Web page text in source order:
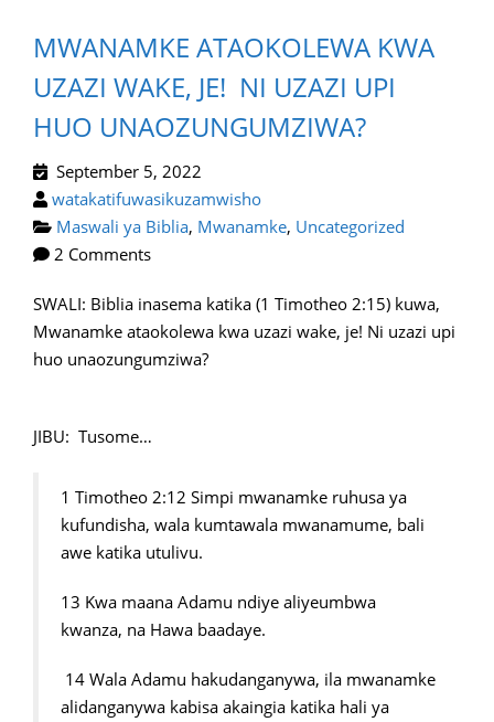
MWANAMKE ATAOKOLEWA KWA
UZAZI WAKE, JE! NI UZAZI UPI
HUO UNAOZUNGUMZIWA?
September 5, 2022
watakatifuwasikuzamwisho
Maswali ya Biblia, Mwanamke, Uncategorized
2 Comments
SWALI: Biblia inasema katika (1 Timotheo 2:15) kuwa,
Mwanamke ataokolewa kwa uzazi wake, je! Ni uzazi upi
huo unaozungumziwa?
JIBU: Tusome…
1 Timotheo 2:12 Simpi mwanamke ruhusa ya
kufundisha, wala kumtawala mwanamume, bali
awe katika utulivu.
13 Kwa maana Adamu ndiye aliyeumbwa
kwanza, na Hawa baadaye.
14 Wala Adamu hakudanganywa, ila mwanamke
alidanganywa kabisa akaingia katika hali ya